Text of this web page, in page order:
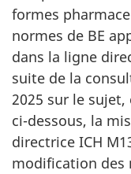
formes
normes de BE
dans la ligne
suite de la
2025 sur le
ci-dessous, la
directrice ICH
modification des